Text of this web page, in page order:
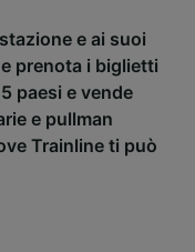
e ai suoi
prenota i biglietti
paesi e vende
e pullman
Trainline ti può